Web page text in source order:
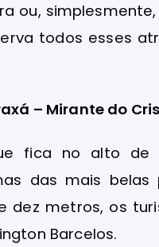
ou,
todos esses
– Mirante do
fica no alto de
das mais
dez metros, os
Barcelos.